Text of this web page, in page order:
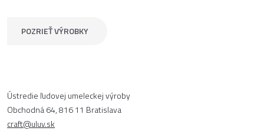
POZRIEŤ VÝROBKY
Ústredie ľudovej umeleckej výroby
Obchodná 64, 816 11 Bratislava
craft@uluv.sk